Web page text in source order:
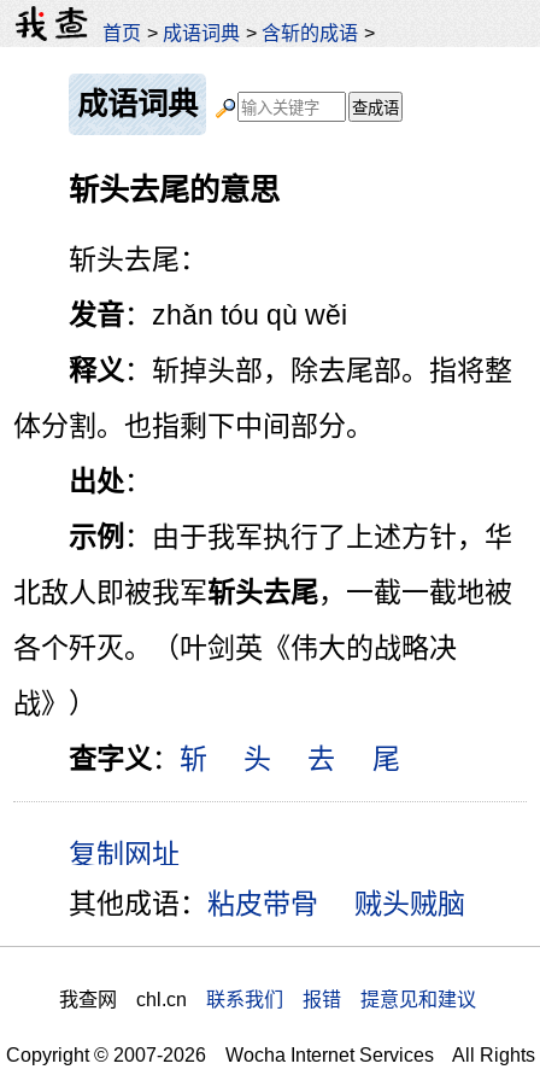
首页 > 成语词典 >含斩的成语 >
成语词典
斩头去尾的意思
斩头去尾：
发音：zhǎn tóu qù wěi
释义 ：斩掉头部，除去尾部。指将整
体分割。也指剩下中间部分。
出处：
示例 ：由于我军执行了上述方针，华
北敌人即被我军斩头去尾，一截一截地被
各个歼灭。（叶剑英《伟大的战略决
战》）
查字义 ： 斩 头 去 尾
其他成语：粘皮带骨 贼头贼脑
我查网 chl.cn 联系我们 报错 提意见和建议
Copyright © 2007-2026 Wocha Internet Services All Rights